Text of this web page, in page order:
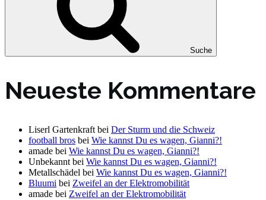
Suche
Neueste Kommentare
Liserl Gartenkraft bei Der Sturm und die Schweiz
football bros bei Wie kannst Du es wagen, Gianni?!
amade bei Wie kannst Du es wagen, Gianni?!
Unbekannt bei Wie kannst Du es wagen, Gianni?!
Metallschädel bei Wie kannst Du es wagen, Gianni?!
Bluumi bei Zweifel an der Elektromobilität
amade bei Zweifel an der Elektromobilität